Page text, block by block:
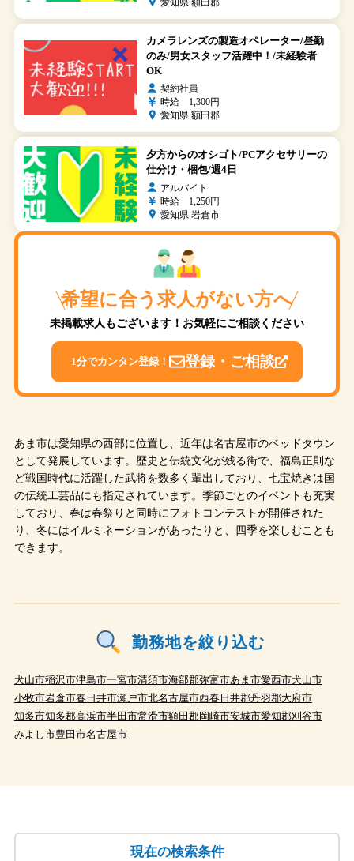
カメラレンズの製造オペレーター/昼勤
のみ/男女スタッフ活躍中！/未経験者
OK
契約社員
時給 1,300円
愛知県 額田郡
夕方からのオシゴト/PCアクセサリーの
仕分け・梱包/週4日
アルバイト
時給 1,250円
愛知県 岩倉市
希望に合う求人がない方へ
未掲載求人もございます！お気軽にご相談ください
1分でカンタン登録！ 登録・ご相談
あま市は愛知県の西部に位置し、近年は名古屋市のベッドタウン
として発展しています。歴史と伝統文化が残る街で、福島正則な
ど戦国時代に活躍した武将を数多く輩出しており、七宝焼きは国
の伝統工芸品にも指定されています。季節ごとのイベントも充実
しており、春は春祭りと同時にフォトコンテストが開催された
り、冬にはイルミネーションがあったりと、四季を楽しむことも
できます。
勤務地を絞り込む
犬山市稲沢市津島市一宮市清須市海部郡弥富市あま市愛西市犬山市
小牧市岩倉市春日井市瀬戸市北名古屋市西春日井郡丹羽郡大府市
知多市知多郡高浜市半田市常滑市額田郡岡崎市安城市愛知郡刈谷市
みよし市豊田市名古屋市
現在の検索条件